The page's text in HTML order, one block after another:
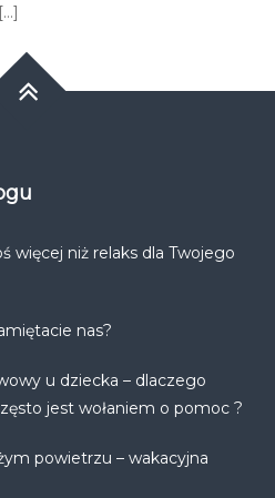
więcej niż relaks dla Twojego
nas?
u dziecka – dlaczego
jest wołaniem o pomoc ?
powietrzu – wakacyjna